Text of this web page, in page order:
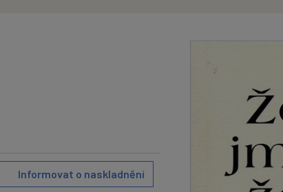
Informovat o naskladnění